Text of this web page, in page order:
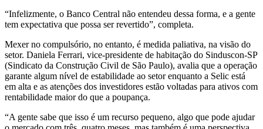
“Infelizmente, o Banco Central não entendeu dessa forma, e a gente
tem expectativa que possa ser revertido”, completa.
Mexer no compulsório, no entanto, é medida paliativa, na visão do
setor. Daniela Ferrari, vice-presidente de habitação do Sinduscon-SP
(Sindicato da Construção Civil de São Paulo), avalia que a operação
garante algum nível de estabilidade ao setor enquanto a Selic está
em alta e as atenções dos investidores estão voltadas para ativos com
rentabilidade maior do que a poupança.
“A gente sabe que isso é um recurso pequeno, algo que pode ajudar